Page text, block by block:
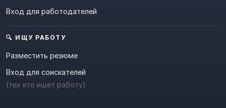
Вход для работодателей
🔍 ИЩУ РАБОТУ
Разместить резюме
Вход для соискателей
(тех кто ищет работу)